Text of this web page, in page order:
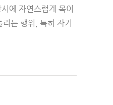
에 자연스럽게 목이
는 행위, 특히 자기